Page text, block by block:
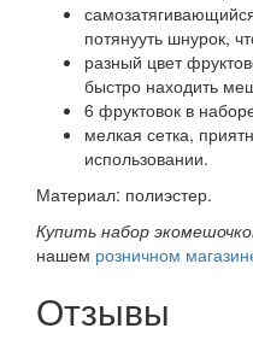
потянууть шнурок,
разный цвет
быстро находить
6 фруктовок в
мелкая сетка,
использовании.
Материал: полиэстер.
Купить набор
нашем розничном
Отзывы